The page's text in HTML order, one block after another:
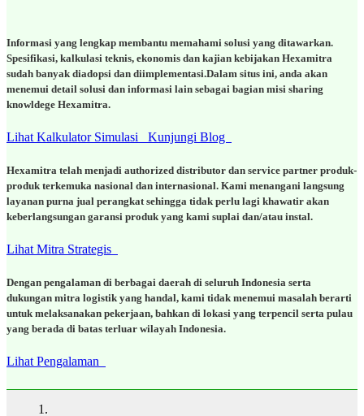
Informasi yang lengkap membantu memahami solusi yang ditawarkan.
Spesifikasi, kalkulasi teknis, ekonomis dan kajian kebijakan Hexamitra
sudah banyak diadopsi dan diimplementasi.Dalam situs ini, anda akan
menemui detail solusi dan informasi lain sebagai bagian misi sharing
knowldege Hexamitra.
Lihat Kalkulator Simulasi Kunjungi Blog
Hexamitra telah menjadi authorized distributor dan service partner produk-
produk terkemuka nasional dan internasional. Kami menangani langsung
layanan purna jual perangkat sehingga tidak perlu lagi khawatir akan
keberlangsungan garansi produk yang kami suplai dan/atau instal.
Lihat Mitra Strategis
Dengan pengalaman di berbagai daerah di seluruh Indonesia serta
dukungan mitra logistik yang handal, kami tidak menemui masalah berarti
untuk melaksanakan pekerjaan, bahkan di lokasi yang terpencil serta pulau
yang berada di batas terluar wilayah Indonesia.
Lihat Pengalaman